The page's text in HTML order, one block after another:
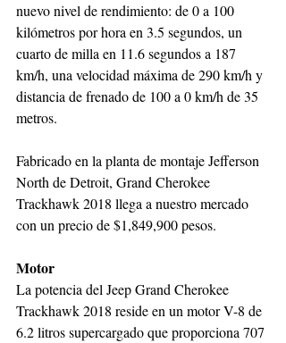
nuevo nivel de rendimiento: de 0 a 100
kilómetros por hora en 3.5 segundos, un
cuarto de milla en 11.6 segundos a 187
km/h, una velocidad máxima de 290 km/h y
distancia de frenado de 100 a 0 km/h de 35
metros.
Fabricado en la planta de montaje Jefferson
North de Detroit, Grand Cherokee
Trackhawk 2018 llega a nuestro mercado
con un precio de $1,849,900 pesos.
Motor
La potencia del Jeep Grand Cherokee
Trackhawk 2018 reside en un motor V-8 de
6.2 litros supercargado que proporciona 707